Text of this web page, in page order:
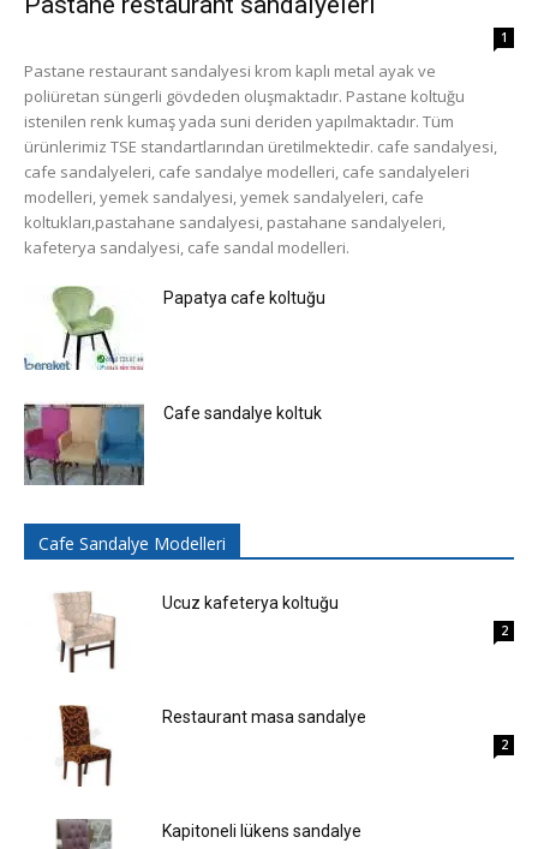
1
Pastane restaurant sandalyesi krom kaplı metal ayak ve
poliüretan süngerli gövdeden oluşmaktadır. Pastane koltuğu
istenilen renk kumaş yada suni deriden yapılmaktadır. Tüm
ürünlerimiz TSE standartlarından üretilmektedir. cafe sandalyesi,
cafe sandalyeleri, cafe sandalye modelleri, cafe sandalyeleri
modelleri, yemek sandalyesi, yemek sandalyeleri, cafe
koltukları,pastahane sandalyesi, pastahane sandalyeleri,
kafeterya sandalyesi, cafe sandal modelleri.
Papatya cafe koltuğu
Cafe sandalye koltuk
Cafe Sandalye Modelleri
Ucuz kafeterya koltuğu
2
Restaurant masa sandalye
2
Kapitoneli lükens sandalye